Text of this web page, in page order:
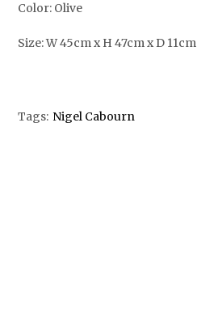
Color: Olive
Size: W 45cm x H 47cm x D 11cm
Tags: Nigel Cabourn